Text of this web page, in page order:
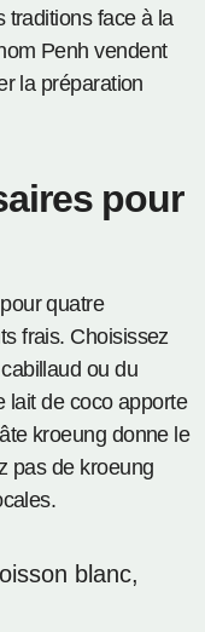
traditions face à la
Penh vendent
la préparation
pour
pour quatre
frais. Choisissez
ou du
lait de coco apporte
kroeung donne le
pas de kroeung
blanc,